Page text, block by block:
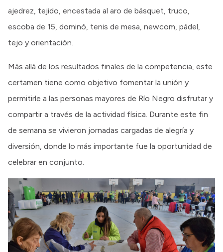
ajedrez, tejido, encestada al aro de básquet, truco,
escoba de 15, dominó, tenis de mesa, newcom, pádel,
tejo y orientación.
Más allá de los resultados finales de la competencia, este
certamen tiene como objetivo fomentar la unión y
permitirle a las personas mayores de Río Negro disfrutar y
compartir a través de la actividad física. Durante este fin
de semana se vivieron jornadas cargadas de alegría y
diversión, donde lo más importante fue la oportunidad de
celebrar en conjunto.